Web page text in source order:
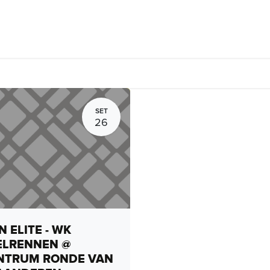
SET
26
ELITE - WK
@
RONDE VAN